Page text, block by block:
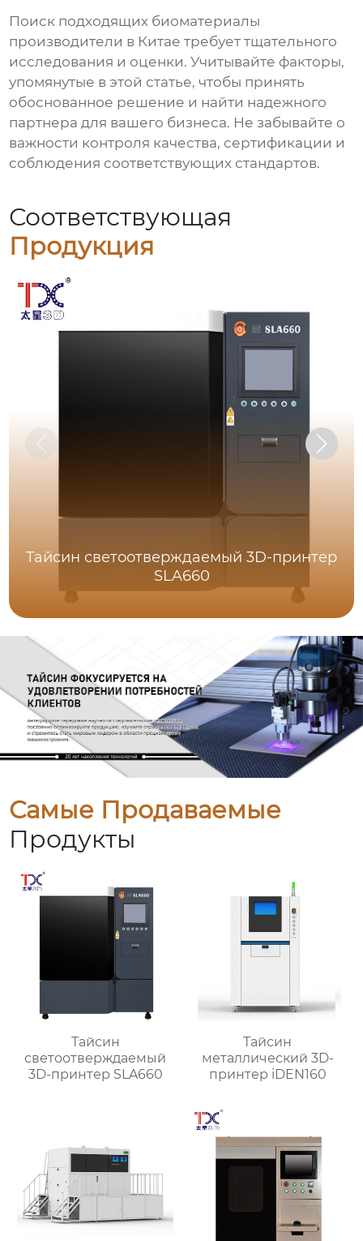
Поиск подходящих биоматериалы
производители в Китае требует тщательного
исследования и оценки. Учитывайте факторы,
упомянутые в этой статье, чтобы принять
обоснованное решение и найти надежного
партнера для вашего бизнеса. Не забывайте о
важности контроля качества, сертификации и
соблюдения соответствующих стандартов.
Соответствующая
Продукция
Тайсин светоотверждаемый 3D-принтер
SLA660
Самые Продаваемые
Продукты
Тайсин
светоотверждаемый
3D-принтер SLA660
Тайсин
металлический 3D-
принтер iDEN160